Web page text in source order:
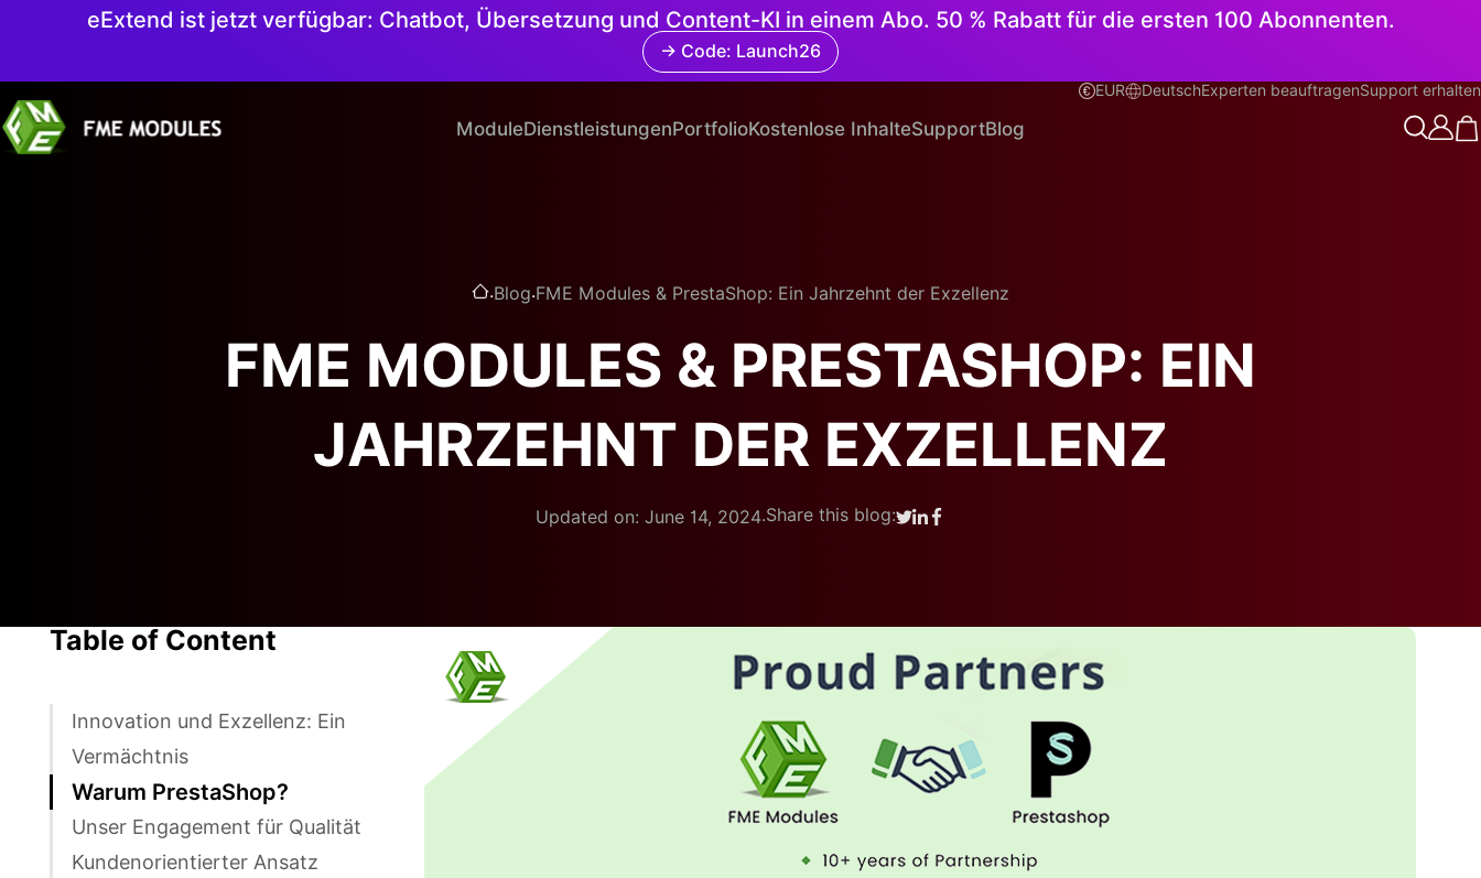
eExtend ist jetzt verfügbar: Chatbot, Übersetzung und Content-KI in einem Abo. 50 % Rabatt für die ersten 100 Abonnenten.
→ Code: Launch26
EUR Deutsch
Deutsch Experten beauftragenSupport erhalten
ModuleDienstleistungenPortfolioKostenlose InhalteSupportBlog
.Blog.FME Modules & PrestaShop: Ein Jahrzehnt der Exzellenz
FME MODULES & PRESTASHOP: EIN
JAHRZEHNT DER EXZELLENZ
Updated on: June 14, 2024.Share this blog:
Table of Content
Innovation und Exzellenz: Ein
Vermächtnis
Warum PrestaShop?
Unser Engagement für Qualität
Kundenorientierter Ansatz